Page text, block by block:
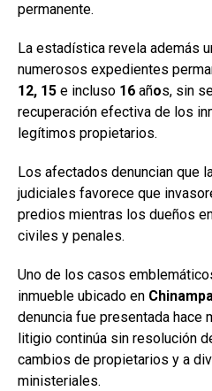
permanente.
La estadística revela además
numerosos expedientes
12, 15 e incluso 16 años, sin
recuperación efectiva de los
legítimos propietarios.
Los afectados denuncian que
judiciales favorece que
predios mientras los dueños
civiles y penales.
Uno de los casos
inmueble ubicado en
denuncia fue presentada hace
litigio continúa sin resolución
cambios de propietarios y a
ministeriales.